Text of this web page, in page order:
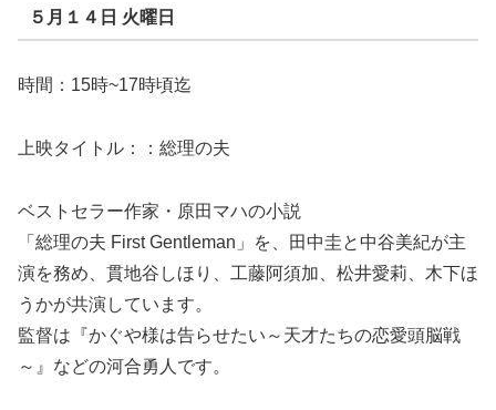
５月１４日 火曜日
時間：15時~17時頃迄
上映タイトル：：総理の夫
ベストセラー作家・原田マハの小説
「総理の夫 First Gentleman」を、田中圭と中谷美紀が主
演を務め、貫地谷しほり、工藤阿須加、松井愛莉、木下ほ
うかが共演しています。
監督は『かぐや様は告らせたい～天才たちの恋愛頭脳戦
～』などの河合勇人です。